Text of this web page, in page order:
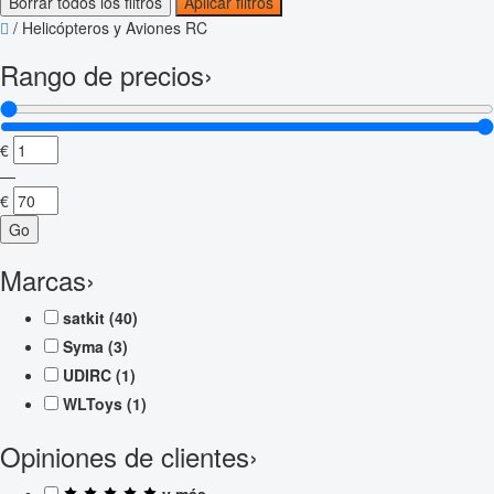
/ Helicópteros y Aviones RC
Rango de precios›
€
—
€
Go
Marcas›
satkit (40)
Syma (3)
UDIRC (1)
WLToys (1)
Opiniones de clientes›